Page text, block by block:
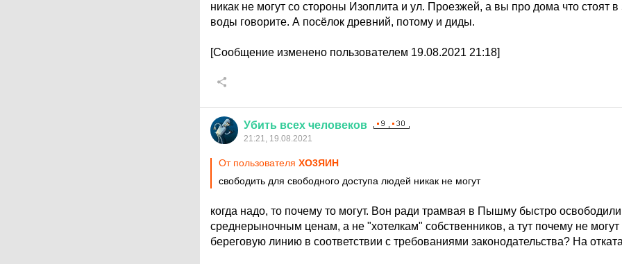
никак не могут со стороны Изоплита и ул. Проезжей, а вы про дома что стоят в
воды говорите. А посёлок древний, потому и диды.
[Сообщение изменено пользователем 19.08.2021 21:18]
Убить всех человеков
21:21, 19.08.2021
От пользователя XО3ЯИH
свободить для свободного доступа людей никак не могут
когда надо, то почему то могут. Вон ради трамвая в Пышму быстро
среднерыночным ценам, а не "хотелкам" собственников, а тут почему не могут
береговую линию в соответствии с требованиями законодательства? На